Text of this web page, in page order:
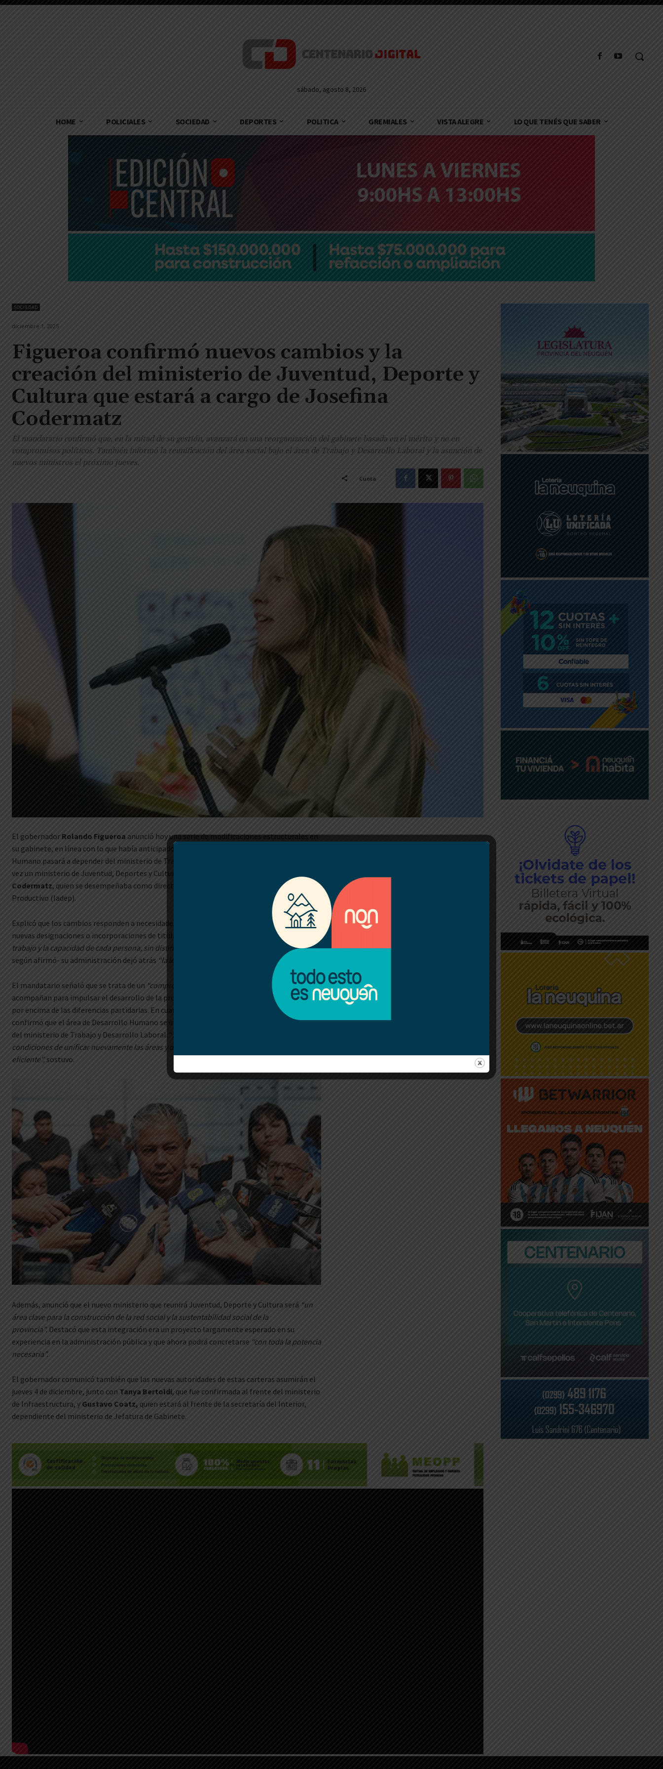
sábado, agosto 8, 2026
HOME POLICIALES SOCIEDAD DEPORTES POLITICA GREMIALES VISTA ALEGRE LO QUE TENÉS QUE SABER
SOCIEDAD
diciembre 1, 2025
Figueroa confirmó nuevos cambios y la
creación del ministerio de Juventud, Deporte y
Cultura que estará a cargo de Josefina
Codermatz
El mandatario confirmó que, en la mitad de su gestión, avanzará en una reorganización del gabinete basada en el mérito y no en
compromisos políticos. También informó la reunificación del área social bajo el área de Trabajo y Desarrollo Laboral y la asunción de
nuevos ministros el próximo jueves.
Cuota
El gobernador Rolando Figueroa anunció hoy una serie de modificaciones estructurales en
su gabinete, en línea con lo que había anticipado al inicio de la gestión. El área de Desarrollo
Humano pasará a depender del ministerio de Trabajo y Desarrollo Laboral y se creará a su
vez un ministerio de Juventud, Deportes y Cultura, que estará a cargo de
Codermatz, quien se desempeñaba como directora del Instituto Autárquico de Desarrollo
Productivo (Iadep).
Explicó que los cambios responden a necesidades de esta nueva etapa y remarcó que las
nuevas designaciones o incorporaciones de titulares de cada cartera se definen“por el
trabajo y la capacidad de cada persona, sin distinción de procedencia política”
, porque -
según afirmó- su administración dejó atrás “la lógica de los compromisos partidarios”.
El mandatario señaló que se trata de un “compromiso generacional”
asumido por quienes lo
acompañan para impulsar el desarrollo de la provincia, priorizando el bienestar colectivo
por encima de las diferencias partidarias. En cuanto a la nueva estructura gubernamental,
confirmó que el área de Desarrollo Humano se integrará como una secretaría dependiente
del ministerio de Trabajo y Desarrollo Laboral. “
condiciones de unificar nuevamente las áreas y darles un funcionamiento más
eficiente”,sostuvo.
Además, anunció que el nuevo ministerio que reunirá Juventud, Deporte y Cultura será “un
área clave para la construcción de la red social y la sustentabilidad social de la
provincia”. Destacó que esta integración era un proyecto largamente esperado en su
experiencia en la administración pública y que ahora podrá concretarse “con toda la potencia
necesaria”.
El gobernador comunicó también que las nuevas autoridades de estas carteras asumirán el
jueves 4 de diciembre, junto con Tanya Bertoldi, que fue confirmada al frente del ministerio
de Infraestructura, y Gustavo Coatz, quien estará al frente de la secretaría del Interior,
dependiente del ministerio de Jefatura de Gabinete.